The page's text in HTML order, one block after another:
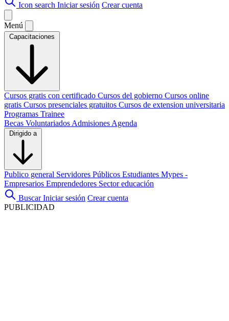
Icon search Iniciar sesión Crear cuenta
Menú
Capacitaciones
Cursos gratis con certificado Cursos del gobierno Cursos online
gratis Cursos presenciales gratuitos Cursos de extension universitaria
Programas Trainee
Becas Voluntariados Admisiones Agenda
Dirigido a
Publico general Servidores Públicos Estudiantes Mypes -
Empresarios Emprendedores Sector educación
Buscar Iniciar sesión Crear cuenta
PUBLICIDAD